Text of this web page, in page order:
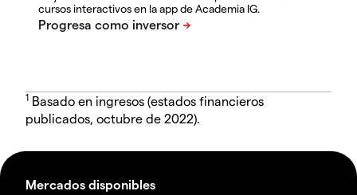
cursos interactivos en la app de Academia IG.
1 Basado en ingresos (estados financieros
publicados, octubre de 2022).
Mercados disponibles